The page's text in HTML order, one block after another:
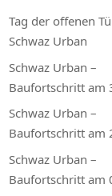
Tag der offenen
Schwaz Urban
Schwaz Urban –
Baufortschritt am
Schwaz Urban –
Baufortschritt am
Schwaz Urban –
Baufortschritt am